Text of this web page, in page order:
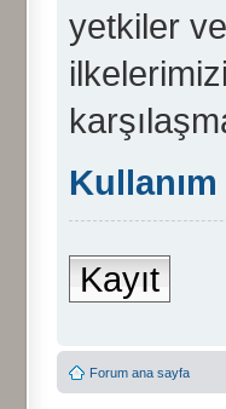
yetkiler
Kayıt
Forum ana sayfa